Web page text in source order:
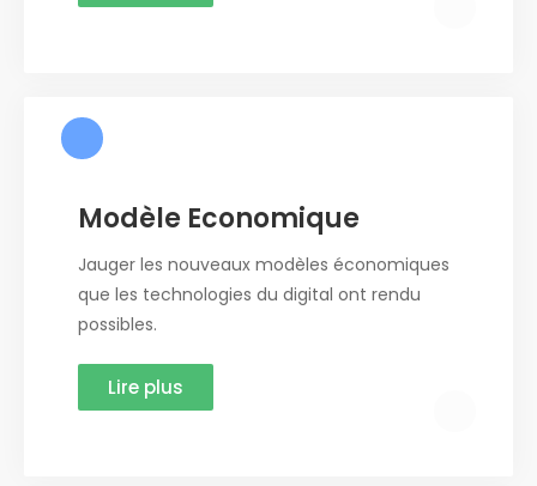
Modèle Economique
Jauger les nouveaux modèles économiques
que les technologies du digital ont rendu
possibles.
Lire plus